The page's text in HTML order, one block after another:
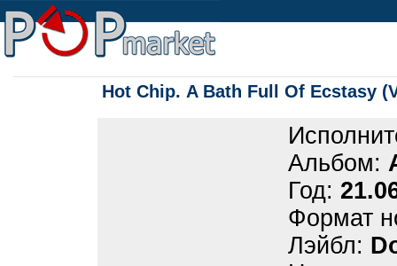
Hot Chip. A Bath Full Of Ecstasy
Альбом:
Год:
Формат
Лэйбл: